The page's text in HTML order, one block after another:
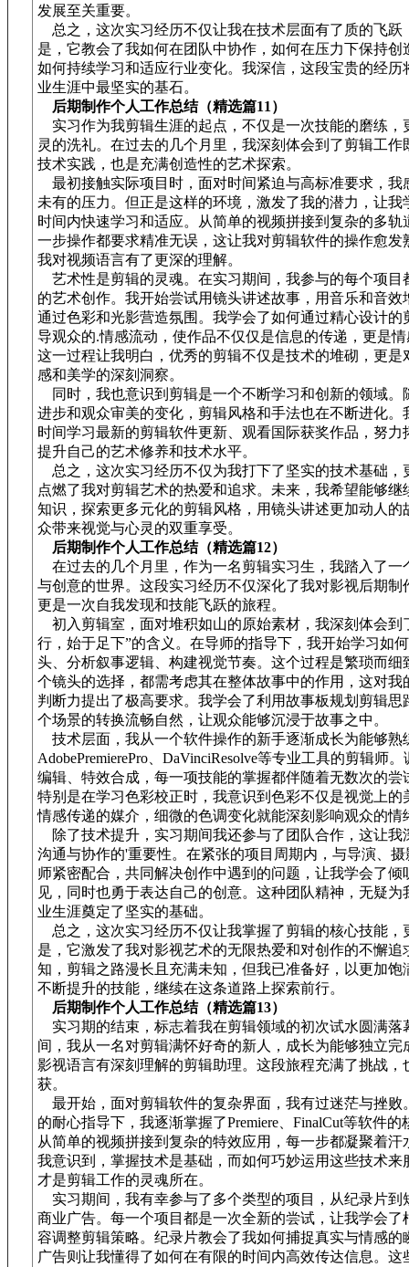
发展至关重要。
总之，这次实习经历不仅让我在技术层面有了质的飞跃
是，它教会了我如何在团队中协作，如何在压力下保持创
如何持续学习和适应行业变化。我深信，这段宝贵的经历
业生涯中最坚实的基石。
后期制作个人工作总结（精选篇11）
实习作为我剪辑生涯的起点，不仅是一次技能的磨练，
灵的洗礼。在过去的几个月里，我深刻体会到了剪辑工作
技术实践，也是充满创造性的艺术探索。
最初接触实际项目时，面对时间紧迫与高标准要求，我
未有的压力。但正是这样的环境，激发了我的潜力，让我
时间内快速学习和适应。从简单的视频拼接到复杂的多轨
一步操作都要求精准无误，这让我对剪辑软件的操作愈发
我对视频语言有了更深的理解。
艺术性是剪辑的灵魂。在实习期间，我参与的每个项目
的艺术创作。我开始尝试用镜头讲述故事，用音乐和音效
通过色彩和光影营造氛围。我学会了如何通过精心设计的
导观众的.情感流动，使作品不仅仅是信息的传递，更是
这一过程让我明白，优秀的剪辑不仅是技术的堆砌，更是
感和美学的深刻洞察。
同时，我也意识到剪辑是一个不断学习和创新的领域。
进步和观众审美的变化，剪辑风格和手法也在不断进化。
时间学习最新的剪辑软件更新、观看国际获奖作品，努力
提升自己的艺术修养和技术水平。
总之，这次实习经历不仅为我打下了坚实的技术基础，
点燃了我对剪辑艺术的热爱和追求。未来，我希望能够继
知识，探索更多元化的剪辑风格，用镜头讲述更加动人的
众带来视觉与心灵的双重享受。
后期制作个人工作总结（精选篇12）
在过去的几个月里，作为一名剪辑实习生，我踏入了一
与创意的世界。这段实习经历不仅深化了我对影视后期制
更是一次自我发现和技能飞跃的旅程。
初入剪辑室，面对堆积如山的原始素材，我深刻体会到
行，始于足下”的含义。在导师的指导下，我开始学习如
头、分析叙事逻辑、构建视觉节奏。这个过程是繁琐而细
个镜头的选择，都需考虑其在整体故事中的作用，这对我
判断力提出了极高要求。我学会了利用故事板规划剪辑思
个场景的转换流畅自然，让观众能够沉浸于故事之中。
技术层面，我从一个软件操作的新手逐渐成长为能够熟
AdobePremierePro、DaVinciResolve等专业工具的剪辑师
编辑、特效合成，每一项技能的掌握都伴随着无数次的尝
特别是在学习色彩校正时，我意识到色彩不仅是视觉上的
情感传递的媒介，细微的色调变化就能深刻影响观众的情
除了技术提升，实习期间我还参与了团队合作，这让我
沟通与协作的'重要性。在紧张的项目周期内，与导演、
师紧密配合，共同解决创作中遇到的问题，让我学会了倾
见，同时也勇于表达自己的创意。这种团队精神，无疑为
业生涯奠定了坚实的基础。
总之，这次实习经历不仅让我掌握了剪辑的核心技能，
是，它激发了我对影视艺术的无限热爱和对创作的不懈追
知，剪辑之路漫长且充满未知，但我已准备好，以更加饱
不断提升的技能，继续在这条道路上探索前行。
后期制作个人工作总结（精选篇13）
实习期的结束，标志着我在剪辑领域的初次试水圆满落
间，我从一名对剪辑满怀好奇的新人，成长为能够独立完
影视语言有深刻理解的剪辑助理。这段旅程充满了挑战，
获。
最开始，面对剪辑软件的复杂界面，我有过迷茫与挫败
的耐心指导下，我逐渐掌握了Premiere、FinalCut等软件的
从简单的视频拼接到复杂的特效应用，每一步都凝聚着汗
我意识到，掌握技术是基础，而如何巧妙运用这些技术来
才是剪辑工作的灵魂所在。
实习期间，我有幸参与了多个类型的项目，从纪录片到
商业广告。每一个项目都是一次全新的尝试，让我学会了
容调整剪辑策略。纪录片教会了我如何捕捉真实与情感的
广告则让我懂得了如何在有限的时间内高效传达信息。这